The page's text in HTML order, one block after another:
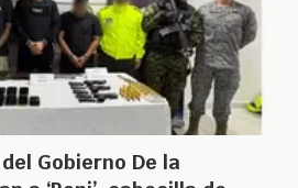
Gobierno De la